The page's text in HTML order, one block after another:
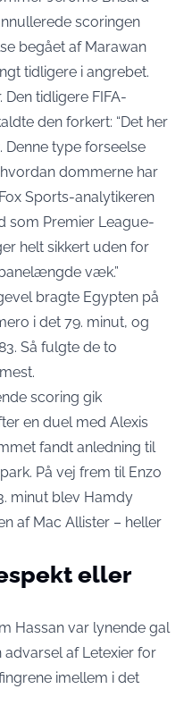
scoringen
begået af Marawan
tidligere i angrebet.
tidligere FIFA-
den forkert: “Det her
Denne type forseelse
dommerne har
Sports-analytikeren
som Premier League-
helt sikkert uden for
væk.”
bragte Egypten på
i det 79. minut, og
Så fulgte de to
scoring gik
en duel med Alexis
fandt anledning til
På vej frem til Enzo
minut blev Hamdy
af Mac Allister – heller
eller
Hassan var lynende gal
advarsel af Letexier for
imellem i det